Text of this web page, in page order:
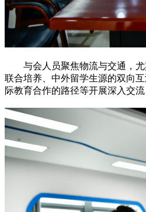
与会人员聚焦物流与交通，尤
联合培养、中外留学生源的双向
际教育合作的路径等开展深入交流